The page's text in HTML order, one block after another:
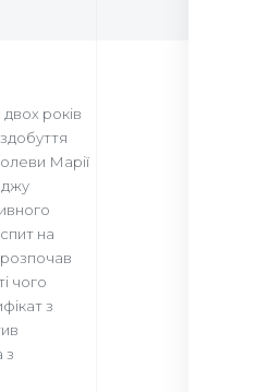
двох років
Марії
на
розпочав
чого
з
з